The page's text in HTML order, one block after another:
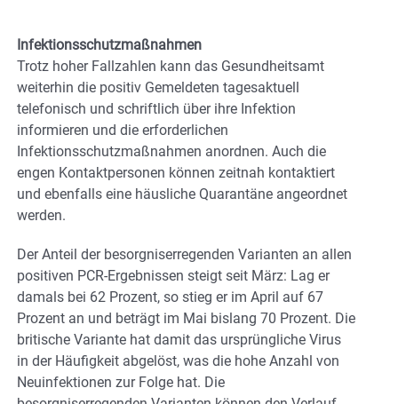
Infektionsschutzmaßnahmen
Trotz hoher Fallzahlen kann das Gesundheitsamt
weiterhin die positiv Gemeldeten tagesaktuell
telefonisch und schriftlich über ihre Infektion
informieren und die erforderlichen
Infektionsschutzmaßnahmen anordnen. Auch die
engen Kontaktpersonen können zeitnah kontaktiert
und ebenfalls eine häusliche Quarantäne angeordnet
werden.
Der Anteil der besorgniserregenden Varianten an allen
positiven PCR-Ergebnissen steigt seit März: Lag er
damals bei 62 Prozent, so stieg er im April auf 67
Prozent an und beträgt im Mai bislang 70 Prozent. Die
britische Variante hat damit das ursprüngliche Virus
in der Häufigkeit abgelöst, was die hohe Anzahl von
Neuinfektionen zur Folge hat. Die